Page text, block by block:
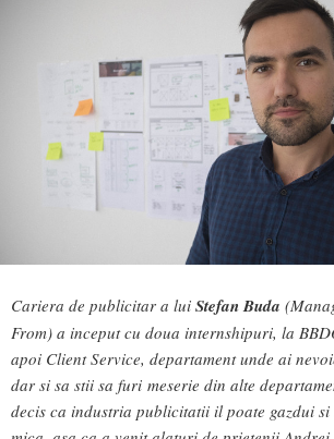
Cariera de publicitar a lui Stefan Buda
From) a inceput cu doua internshipuri, la
apoi Client Service, departament unde ai
dar si sa stii sa furi meserie din alte
decis ca industria publicitatii il poate gazdui